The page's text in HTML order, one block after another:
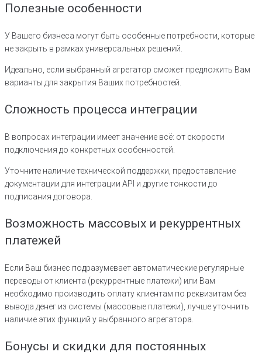
Полезные особенности
У Вашего бизнеса могут быть особенные потребности, которые
не закрыть в рамках универсальных решений.
Идеально, если выбранный агрегатор сможет предложить Вам
варианты для закрытия Ваших потребностей.
Сложность процесса интеграции
В вопросах интеграции имеет значение всё: от скорости
подключения до конкретных особенностей.
Уточните наличие технической поддержки, предоставление
документации для интеграции API и другие тонкости до
подписания договора.
Возможность массовых и рекуррентных
платежей
Если Ваш бизнес подразумевает автоматические регулярные
переводы от клиента (рекуррентные платежи) или Вам
необходимо производить оплату клиентам по реквизитам без
вывода денег из системы (массовые платежи), лучше уточнить
наличие этих функций у выбранного агрегатора.
Бонусы и скидки для постоянных